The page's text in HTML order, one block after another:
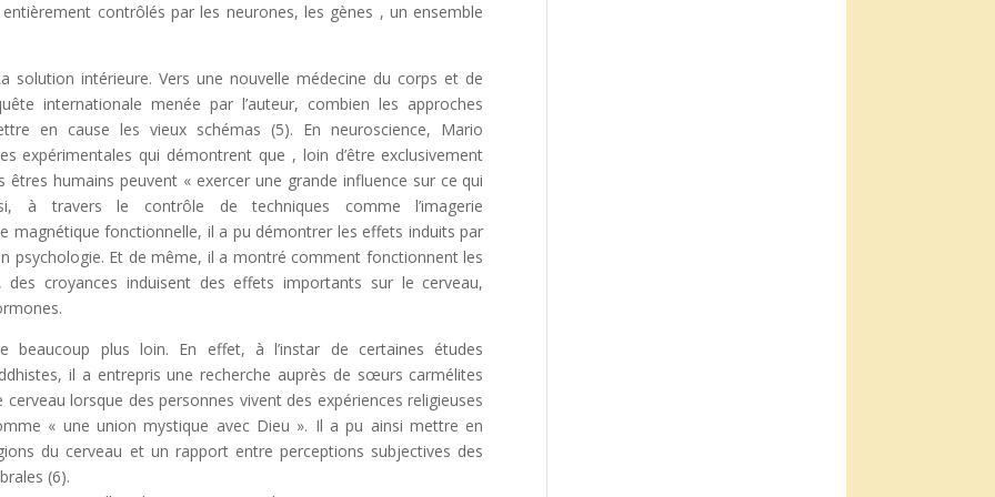
contrôlés par les neurones, les gènes , un ensemble
solution intérieure. Vers une nouvelle médecine du corps et de
internationale menée par l’auteur, combien les approches
en cause les vieux schémas (5). En neuroscience, Mario
expérimentales qui démontrent que , loin d’être exclusivement
humains peuvent « exercer une grande influence sur ce qui
à travers le contrôle de techniques comme l’imagerie
magnétique fonctionnelle, il a pu démontrer les effets induits par
psychologie. Et de même, il a montré comment fonctionnent les
des croyances induisent des effets importants sur le cerveau,
beaucoup plus loin. En effet, à l’instar de certaines études
il a entrepris une recherche auprès de sœurs carmélites
lorsque des personnes vivent des expériences religieuses
« une union mystique avec Dieu ». Il a pu ainsi mettre en
du cerveau et un rapport entre perceptions subjectives des
(6).